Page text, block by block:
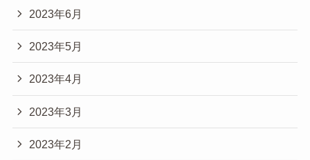
2023年6月
2023年5月
2023年4月
2023年3月
2023年2月